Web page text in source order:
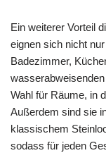
Ein weiterer Vorteil
eignen sich nicht
Badezimmer,
Wahl für Räume, in
Außerdem sind sie
klassischem
sodass für jeden